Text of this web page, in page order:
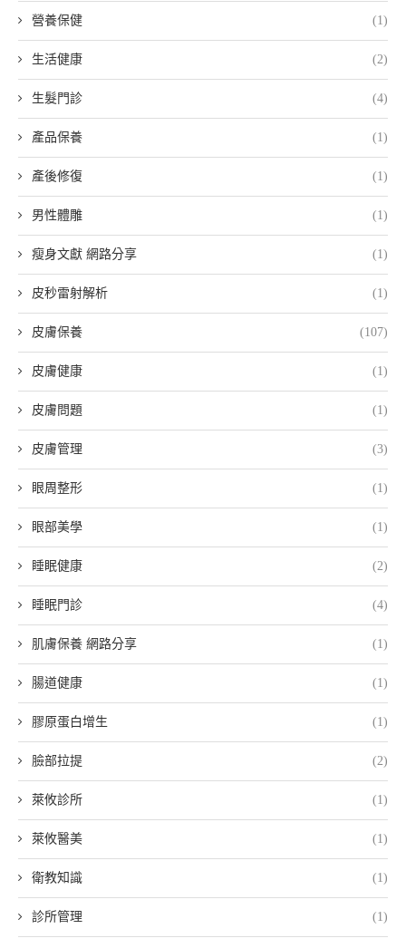
營養保健 (1)
生活健康 (2)
生髮門診 (4)
產品保養 (1)
產後修復 (1)
男性體雕 (1)
瘦身文獻 網路分享 (1)
皮秒雷射解析 (1)
皮膚保養 (107)
皮膚健康 (1)
皮膚問題 (1)
皮膚管理 (3)
眼周整形 (1)
眼部美學 (1)
睡眠健康 (2)
睡眠門診 (4)
肌膚保養 網路分享 (1)
腸道健康 (1)
膠原蛋白增生 (1)
臉部拉提 (2)
萊攸診所 (1)
萊攸醫美 (1)
衛教知識 (1)
診所管理 (1)